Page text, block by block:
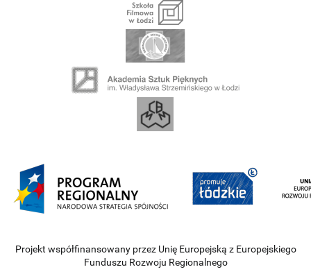
Projekt współfinansowany przez Unię Europejską z Europejskiego
Funduszu Rozwoju Regionalnego